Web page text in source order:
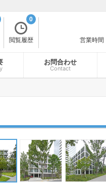
閲覧履歴
0
営業時
お問合わせ
Contact